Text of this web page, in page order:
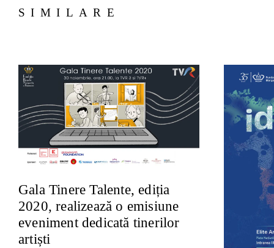
SIMILARE
Gala Tinere Talente, ediția
2020, realizează o emisiune
eveniment dedicată tinerilor
artiști